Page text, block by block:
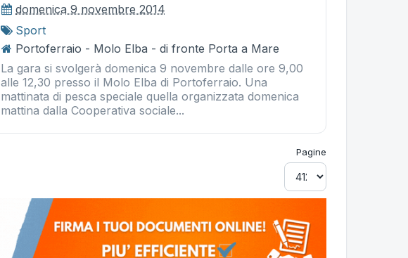
domenica 9 novembre 2014
Sport
Portoferraio - Molo Elba - di fronte Porta a Mare
La gara si svolgerà domenica 9 novembre dalle ore 9,00
alle 12,30 presso il Molo Elba di Portoferraio. Una
mattinata di pesca speciale quella organizzata domenica
mattina dalla Cooperativa sociale...
Pagine